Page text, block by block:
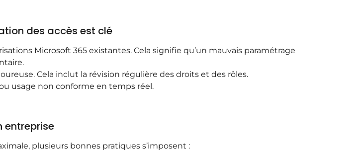
des accès est clé
Microsoft 365 existantes. Cela signifie qu’un mauvais paramétrage
Cela inclut la révision régulière des droits et des rôles.
usage non conforme en temps réel.
entreprise
plusieurs bonnes pratiques s’imposent :